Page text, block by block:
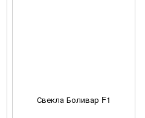
Свекла Боливар F1